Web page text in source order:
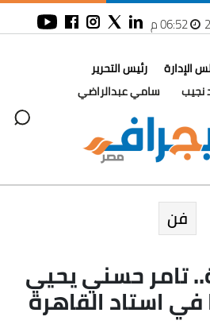
06:52 م
الإدارة
رئيس التحرير
سامي عبدالراضي
فن
تامر حسني يحيي
في استاد القاهرة